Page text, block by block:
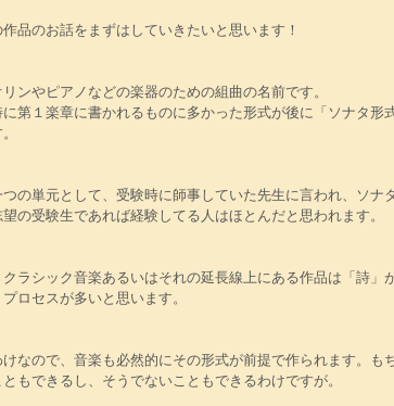
品のお話をまずはしていきたいと思います！
ンやピアノなどの楽器のための組曲の名前です。
第１楽章に書かれるものに多かった形式が後に「ソナタ形
の単元として、受験時に師事していた先生に言われ、ソナ
の受験生であれば経験してる人はほとんだと思われます。
ラシック音楽あるいはそれの延長線上にある作品は「詩」
ロセスが多いと思います。
なので、音楽も必然的にその形式が前提で作られます。もち
もできるし、そうでないこともできるわけですが。